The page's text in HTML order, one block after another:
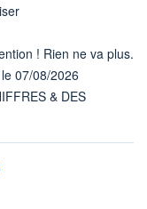
! Rien ne va plus.
07/08/2026
& DES